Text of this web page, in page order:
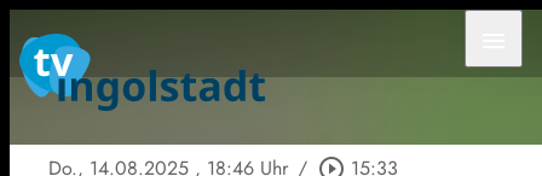
Do., 14.08.2025 , 18:46 Uhr / play_circle_outline 15:33